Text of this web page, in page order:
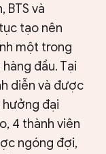
BTS và
tạo nên
một trong
đầu. Tại
diễn và được
hưởng đại
4 thành viên
ngóng đợi,